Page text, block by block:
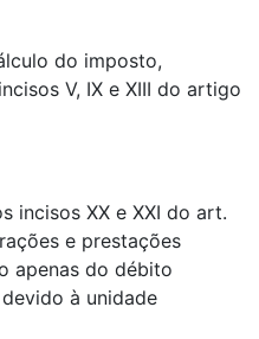
do imposto,
V, IX e XIII do artigo
incisos XX e XXI do art.
e prestações
apenas do débito
à unidade